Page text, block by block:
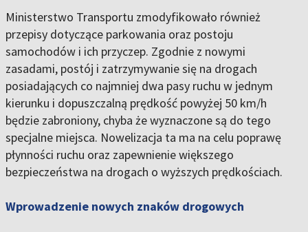
Ministerstwo Transportu zmodyfikowało również
przepisy dotyczące parkowania oraz postoju
samochodów i ich przyczep. Zgodnie z nowymi
zasadami, postój i zatrzymywanie się na drogach
posiadających co najmniej dwa pasy ruchu w jednym
kierunku i dopuszczalną prędkość powyżej 50 km/h
będzie zabroniony, chyba że wyznaczone są do tego
specjalne miejsca. Nowelizacja ta ma na celu poprawę
płynności ruchu oraz zapewnienie większego
bezpieczeństwa na drogach o wyższych prędkościach.
Wprowadzenie nowych znaków drogowych